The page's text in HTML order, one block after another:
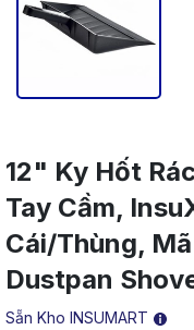
12" Ky Hốt
Tay Cầm,
Cái/Thùng, Mã
Dustpan
Sẵn Kho INSUMART